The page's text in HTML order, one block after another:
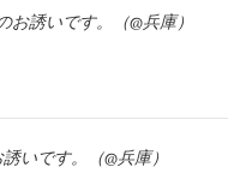
誘いです。（@兵庫）
いです。（@兵庫）